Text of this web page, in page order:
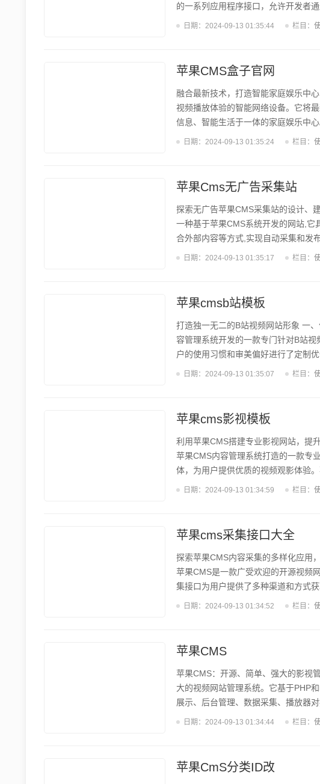
的一系列应用程序接口，允许开发者
成第三方服务等需求。苹果CMS API
日期： 2024-09-13 01:35:44 栏目：
苹果CMS盒子官网
融合最新技术，打造智能家庭娱乐中
视频播放体验的智能网络设备。它将
信息、智能生活于一体的家庭娱乐中
能和丰富的功能备受消费者青睐。 苹
松管理和控制家中的各类智能设备。
日期： 2024-09-13 01:35:24 栏目：
苹果Cms无广告采集站
探索无广告苹果CMS采集站的设计、
一种基于苹果CMS系统开发的网站,它
合外部内容等方式,实现自动采集和发
站长带来稳定的流量和收益。相比传
需投入大量人力维护;4)...
日期： 2024-09-13 01:35:17 栏目：
苹果cmsb站模板
打造独一无二的B站视频网站形象 一
容管理系统开发的一款专门针对B站
户的使用习惯和审美偏好进行了定制
使用苹果CMS B站模板,B站运营者可
设备浏览体验。其次,模板内...
日期： 2024-09-13 01:35:07 栏目：
苹果cms影视模板
利用苹果CMS搭建专业影视网站，提
苹果CMS内容管理系统打造的一款专
体，为用户提供优质的视频观影体验
满足各类影视网站的需求，是构建专
剧、动漫等各类影视作品,满足不同用户
日期： 2024-09-13 01:34:59 栏目：
苹果cms采集接口大全
探索苹果CMS内容采集的多样化应用
苹果CMS是一款广受欢迎的开源视频
集接口为用户提供了多种渠道和方式
果CMS采集接口的类型、特点及应用
CMS采集中最常用的方式之一。 官方
日期： 2024-09-13 01:34:52 栏目：
苹果CMS
苹果CMS：开源、简单、强大的影视
大的视频网站管理系统。它基于PHP
展示、后台管理、数据采集、播放器
建设。无论您是想搭建一个影视网站
还支持手机端自适应,能为用户提供流...
日期： 2024-09-13 01:34:44 栏目：
苹果CmS分类ID改